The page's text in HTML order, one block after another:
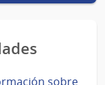
sobre